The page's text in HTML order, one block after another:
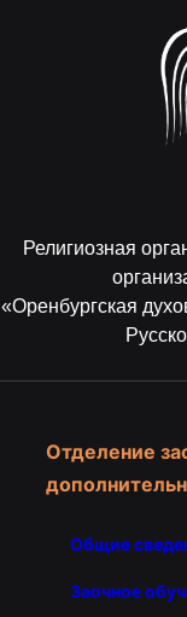
Религиозная
«Оренбургская
Отделение
Общие
Заочное